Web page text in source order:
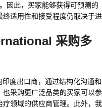
因此，买家能够获得可预测的
适用性和接受程度仍取决于进
采购多
度出口商，通过结构化沟通和
采购更广泛品类的买家可以参
疗领域的供应商管理。此外，我